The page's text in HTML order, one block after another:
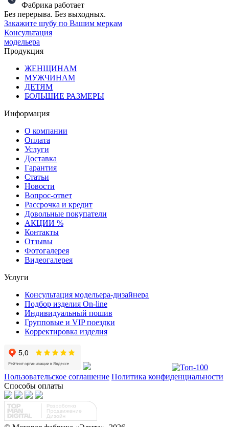
Фабрика работает
Без перерыва. Без выходных.
Закажите шубу по Вашим меркам
Консультация
модельера
Продукция
ЖЕНЩИНАМ
МУЖЧИНАМ
ДЕТЯМ
БОЛЬШИЕ РАЗМЕРЫ
Информация
О компании
Оплата
Услуги
Доставка
Гарантия
Статьи
Новости
Вопрос-ответ
Рассрочка и кредит
Довольные покупатели
АКЦИИ %
Контакты
Отзывы
Фотогалерея
Видеогалерея
Услуги
Консультация модельера-дизайнера
Подбор изделия On-line
Индивидуальный пошив
Групповые и VIP поездки
Корректировка изделия
Пользовательское соглашение Политика конфиденциальности
Способы оплаты